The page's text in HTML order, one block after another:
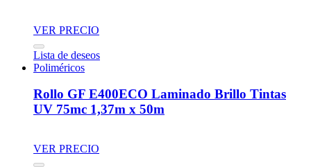
VER PRECIO
Lista de deseos
Poliméricos
Rollo GF E400ECO Laminado Brillo Tintas
UV 75mc 1,37m x 50m
VER PRECIO